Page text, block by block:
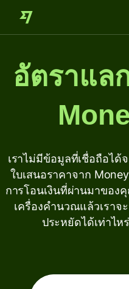
อัตราแล
เราไม่มีข้อมูลที่เชื่อถือไ
ใบเสนอราคาจาก
การโอนเงินที่ผ่านมาของ
เครื่องคำนวณแล้วเรา
ประหยัดได้เท่าไ